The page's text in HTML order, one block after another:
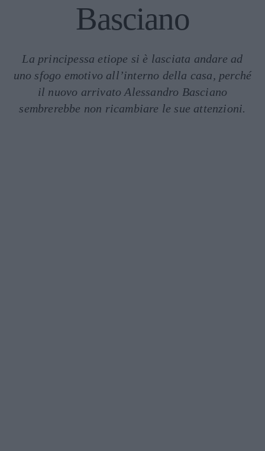
Basciano
La principessa etiope si è lasciata andare ad
uno sfogo emotivo all’interno della casa, perché
il nuovo arrivato Alessandro Basciano
sembrerebbe non ricambiare le sue attenzioni.